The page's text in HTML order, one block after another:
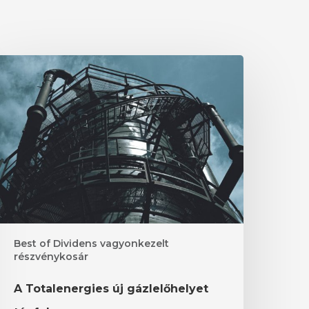
Best of Dividens vagyonkezelt
részvénykosár
A Totalenergies új gázlelőhelyet